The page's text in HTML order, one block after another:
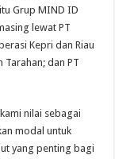
Grup MIND ID
lewat PT
Kepri dan Riau
Tarahan; dan PT
nilai sebagai
modal untuk
yang penting bagi